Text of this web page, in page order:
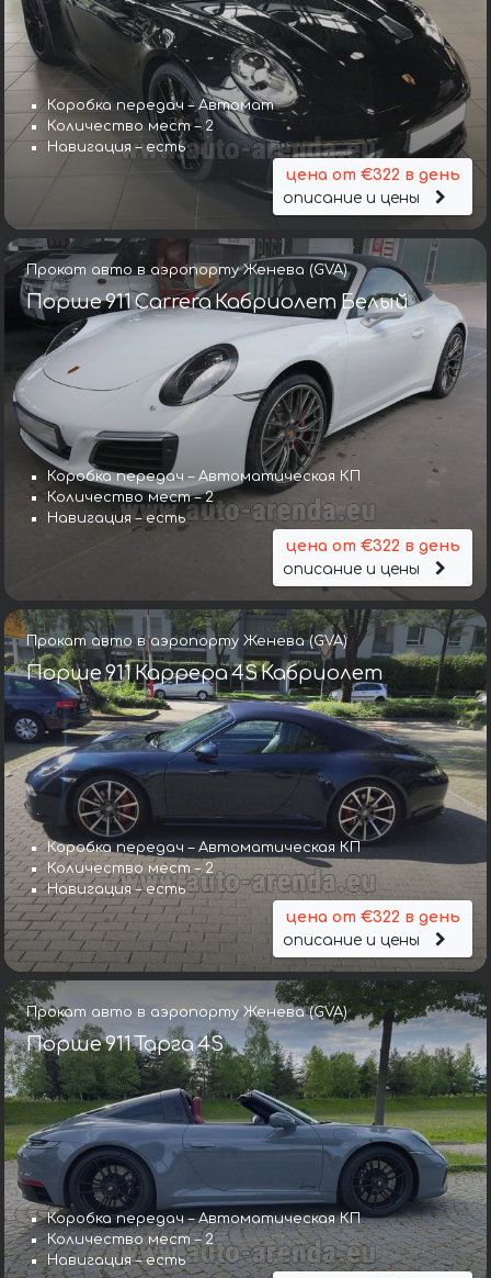
Коробка передач – Автомат
Количество мест – 2
Навигация – есть
цена от €322 в день
описание и цены
Прокат авто в аэропорту Женева (GVA)
Порше 911 Carrera Кабриолет Белый
Коробка передач – Автоматическая КП
Количество мест – 2
Навигация – есть
цена от €322 в день
описание и цены
Прокат авто в аэропорту Женева (GVA)
Порше 911 Каррера 4S Кабриолет
Коробка передач – Автоматическая КП
Количество мест – 2
Навигация – есть
цена от €322 в день
описание и цены
Прокат авто в аэропорту Женева (GVA)
Порше 911 Тарга 4S
Коробка передач – Автоматическая КП
Количество мест – 2
Навигация – есть